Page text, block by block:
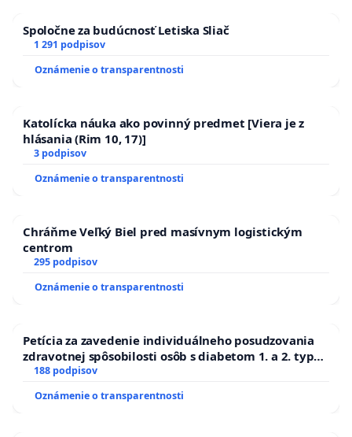
Spoločne za budúcnosť Letiska Sliač
1 291 podpisov
Oznámenie o transparentnosti
Katolícka náuka ako povinný predmet [Viera je z
hlásania (Rim 10, 17)]
3 podpisov
Oznámenie o transparentnosti
Chráňme Veľký Biel pred masívnym logistickým
centrom
295 podpisov
Oznámenie o transparentnosti
Petícia za zavedenie individuálneho posudzovania
zdravotnej spôsobilosti osôb s diabetom 1. a 2. typu
pri prijímaní do Policajného zboru SR
188 podpisov
Oznámenie o transparentnosti